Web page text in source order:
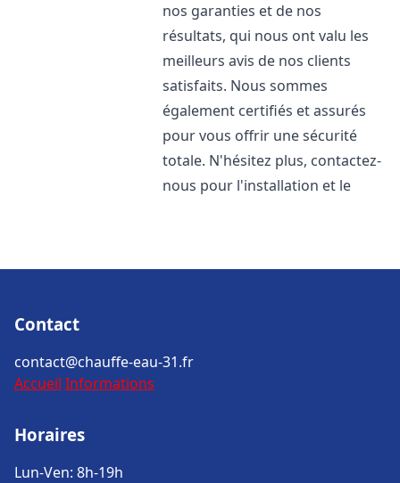
nos garanties et de nos
résultats, qui nous ont valu les
meilleurs avis de nos clients
satisfaits. Nous sommes
également certifiés et assurés
pour vous offrir une sécurité
totale. N'hésitez plus, contactez-
nous pour l'installation et le
Contact
contact@chauffe-eau-31.fr
Accueil Informations
Horaires
Lun-Ven: 8h-19h